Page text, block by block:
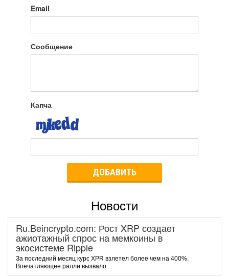
Email
Сообщение
Капча
ДОБАВИТЬ
Новости
Ru.Beincrypto.com: Рост XRP создает
ажиотажный спрос на мемкоины в
экосистеме Ripple
За последний месяц курс XPR взлетел более чем на 400%.
Впечатляющее ралли вызвало...